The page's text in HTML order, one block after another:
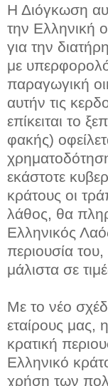
Η Διόγκωση
την Ελληνική
για την
με
παραγωγική
αυτήν τις
επίκειται το
φακής)
εκάστοτε
κράτους οι
λάθος, θα
Ελληνικός
περιουσία
μάλιστα σε
Με το νέο
εταίρους μας,
κρατική
Ελληνικό
χρήση των